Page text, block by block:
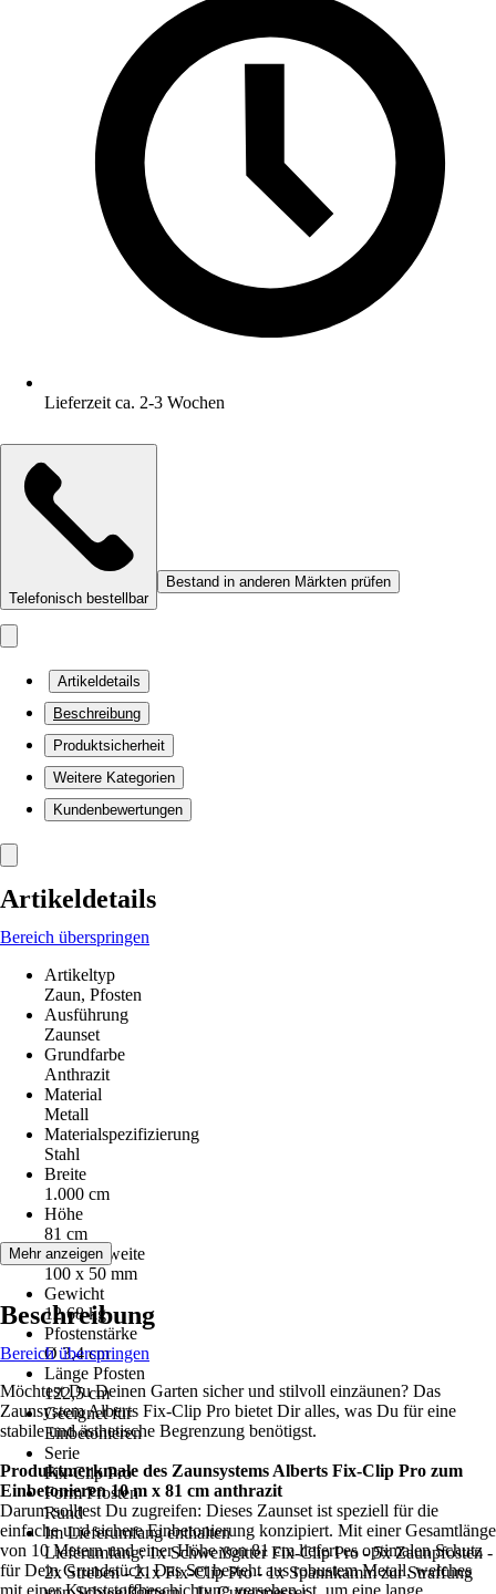
Lieferzeit ca. 2-3 Wochen
Telefonisch bestellbar
Bestand in anderen Märkten prüfen
Artikeldetails
Beschreibung
Produktsicherheit
Weitere Kategorien
Kundenbewertungen
Artikeldetails
Bereich überspringen
Artikeltyp
Zaun, Pfosten
Ausführung
Zaunset
Grundfarbe
Anthrazit
Material
Metall
Materialspezifizierung
Stahl
Breite
1.000 cm
Höhe
81 cm
Maschenweite
100 x 50 mm
Gewicht
12,68 kg
Pfostenstärke
Ø 3,4 cm
Länge Pfosten
122,5 cm
Geeignet für
Einbetonieren
Serie
Fix-Clip Pro
Form Pfosten
Rund
Im Lieferumfang enthalten
Lieferumfang: 1x Schweißgitter Fix-Clip Pro - 5x Zaunpfosten -
2x Streben - 21x Fix-Clip Pro - 1x Spannkamm zur Straffung
Mehr anzeigen
Beschreibung
Bereich überspringen
Möchtest Du Deinen Garten sicher und stilvoll einzäunen? Das
Zaunsystem Alberts Fix-Clip Pro bietet Dir alles, was Du für eine
stabile und ästhetische Begrenzung benötigst.
Produktmerkmale des Zaunsystems Alberts Fix-Clip Pro zum
Einbetonieren 10 m x 81 cm anthrazit
Darum solltest Du zugreifen: Dieses Zaunset ist speziell für die
einfache und sichere Einbetonierung konzipiert. Mit einer Gesamtlänge
von 10 Metern und einer Höhe von 81 cm liefert es optimalen Schutz
für Dein Grundstück. Das Set besteht aus robustem Metall, welches
mit einer Kunststoffbeschichtung versehen ist, um eine lange